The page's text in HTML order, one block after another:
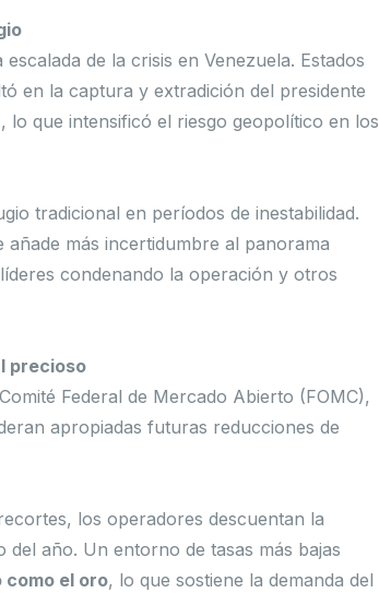
de la crisis en Venezuela. Estados
en la captura y extradición del presidente
que intensificó el riesgo geopolítico en los
tradicional en períodos de inestabilidad.
más incertidumbre al panorama
condenando la operación y otros
precioso
Federal de Mercado Abierto (FOMC),
apropiadas futuras reducciones de
los operadores descuentan la
del año. Un entorno de tasas más bajas
el oro, lo que sostiene la demanda del